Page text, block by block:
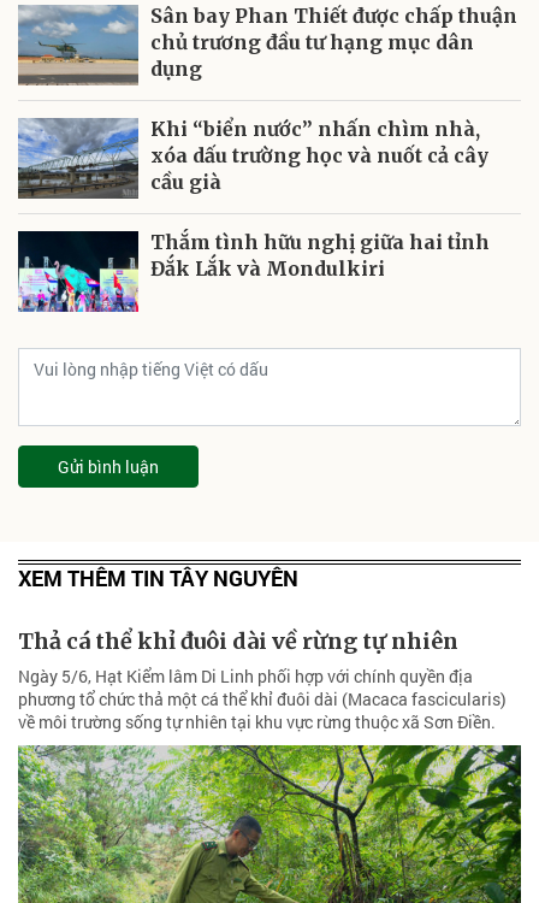
Sân bay Phan Thiết được chấp thuận
chủ trương đầu tư hạng mục dân
dụng
Khi “biển nước” nhấn chìm nhà,
xóa dấu trường học và nuốt cả cây
cầu già
Thắm tình hữu nghị giữa hai tỉnh
Đắk Lắk và Mondulkiri
Gửi bình luận
XEM THÊM TIN TÂY NGUYÊN
Thả cá thể khỉ đuôi dài về rừng tự nhiên
Ngày 5/6, Hạt Kiểm lâm Di Linh phối hợp với chính quyền địa
phương tổ chức thả một cá thể khỉ đuôi dài (Macaca fascicularis)
về môi trường sống tự nhiên tại khu vực rừng thuộc xã Sơn Điền.